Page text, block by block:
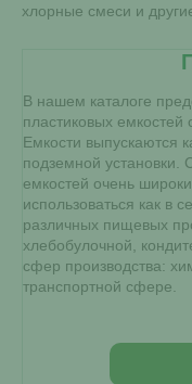
хлорные смеси и
В нашем каталоге
пластиковых емкостей
Емкости выпускаются
подземной
емкостей очень
использоваться как в
различных пищевых
хлебобулочной,
сфер производства:
транспортной сфере.